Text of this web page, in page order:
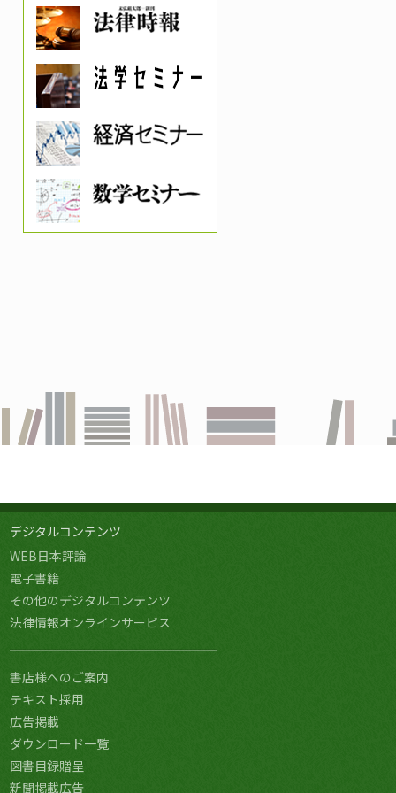
デジタルコンテンツ
WEB日本評論
電子書籍
その他のデジタルコンテンツ
法律情報オンラインサービス
書店様へのご案内
テキスト採用
広告掲載
ダウンロード一覧
図書目録贈呈
新聞掲載広告